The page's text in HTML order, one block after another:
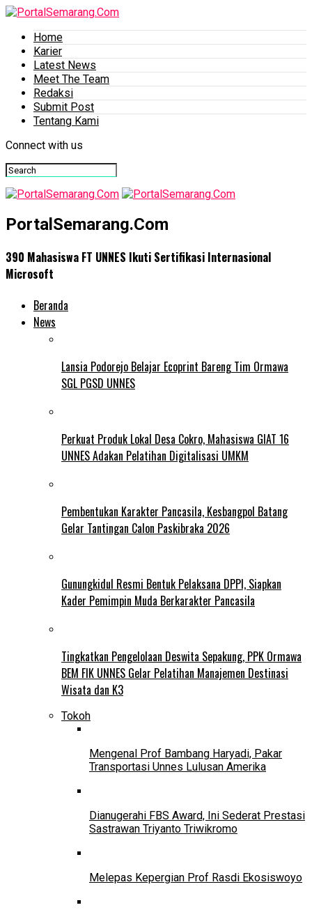
Home
Karier
Latest News
Meet The Team
Redaksi
Submit Post
Tentang Kami
Connect with us
PortalSemarang.Com
390 Mahasiswa FT UNNES Ikuti Sertifikasi Internasional
Microsoft
Beranda
News
Lansia Podorejo Belajar Ecoprint Bareng Tim Ormawa
SGL PGSD UNNES
Perkuat Produk Lokal Desa Cokro, Mahasiswa GIAT 16
UNNES Adakan Pelatihan Digitalisasi UMKM
Pembentukan Karakter Pancasila, Kesbangpol Batang
Gelar Tantingan Calon Paskibraka 2026
Gunungkidul Resmi Bentuk Pelaksana DPPI, Siapkan
Kader Pemimpin Muda Berkarakter Pancasila
Tingkatkan Pengelolaan Deswita Sepakung, PPK Ormawa
BEM FIK UNNES Gelar Pelatihan Manajemen Destinasi
Wisata dan K3
Tokoh
Mengenal Prof Bambang Haryadi, Pakar
Transportasi Unnes Lulusan Amerika
Dianugerahi FBS Award, Ini Sederat Prestasi
Sastrawan Triyanto Triwikromo
Melepas Kepergian Prof Rasdi Ekosiswoyo